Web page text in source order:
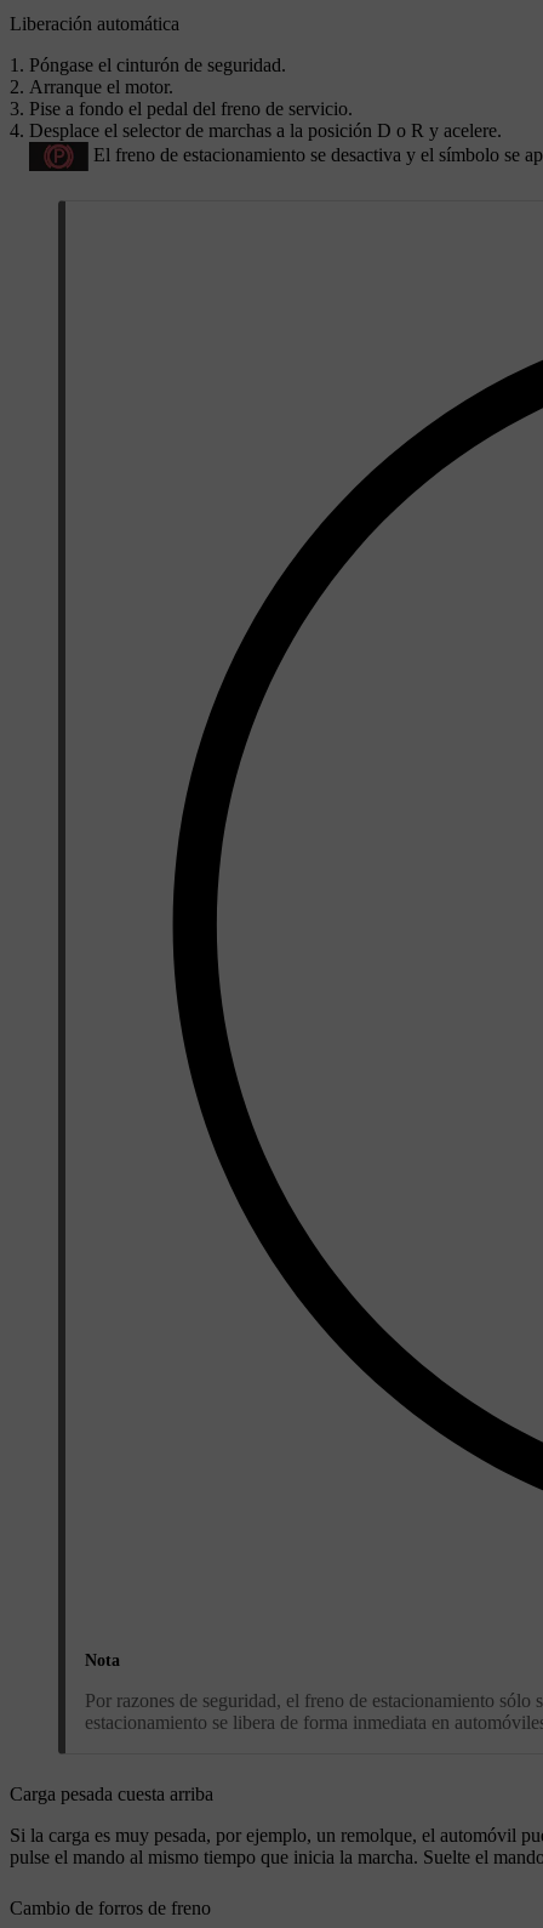
Liberación automática
Póngase el cinturón de seguridad.
Arranque el motor.
Pise a fondo el pedal del freno de servicio.
Desplace el selector de marchas a la posición D o R y acelere.
El freno de estacionamiento se desactiva y el símbolo se
Nota
Por razones de seguridad, el freno de estacionamiento
estacionamiento se libera de forma inmediata en
Carga pesada cuesta arriba
Si la carga es muy pesada, por ejemplo, un remolque, el automóvil
pulse el mando al mismo tiempo que inicia la marcha. Suelte el
Cambio de forros de freno